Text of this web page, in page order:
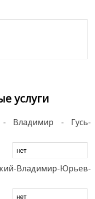
услуги
- Владимир - Гусь-
Владимир-Юрьев-